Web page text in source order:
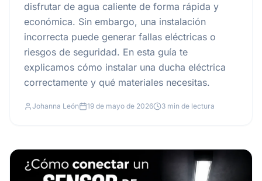
disfrutar de agua caliente de forma rápida y
económica. Sin embargo, una instalación
incorrecta puede generar fallas eléctricas o
riesgos de seguridad. En esta guía te
explicamos cómo instalar una ducha eléctrica
correctamente y qué materiales necesitas.
Johanna León 19 de mayo de 2026 3 min de lectura